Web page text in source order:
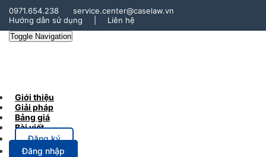
0971.654.238
service.center@caselaw.vn
Hướng dẫn sử dụng
Liên hệ
Toggle Navigation
Giới thiệu
Giải pháp
Bảng giá
Bài viết
Đăng ký
Đăng nhập